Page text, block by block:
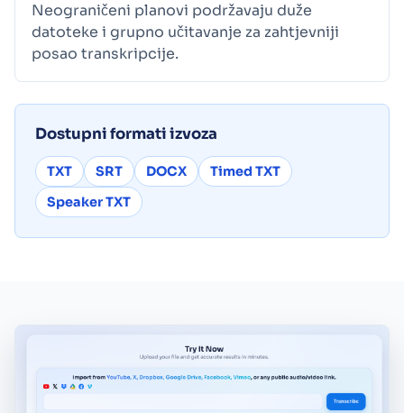
Neograničeni planovi podržavaju duže
datoteke i grupno učitavanje za zahtjevniji
posao transkripcije.
Dostupni formati izvoza
TXT SRT DOCX
Timed TXT
Speaker TXT